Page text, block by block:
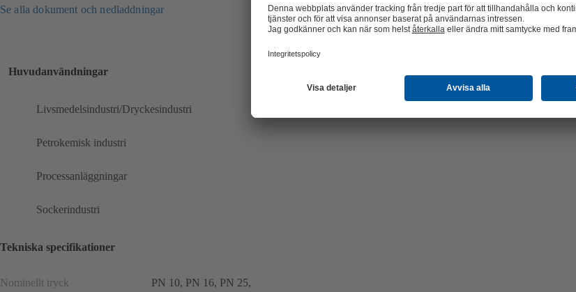
Se alla dokument och nedladdningar
Huvudanvändningar
Livsmedelsindustri/Dryckesindustri
Petrokemisk industri
Processanläggningar
Sockerindustri
Tekniska specifikationer
Nominellt tryck
PN 10, PN 16, PN 25,